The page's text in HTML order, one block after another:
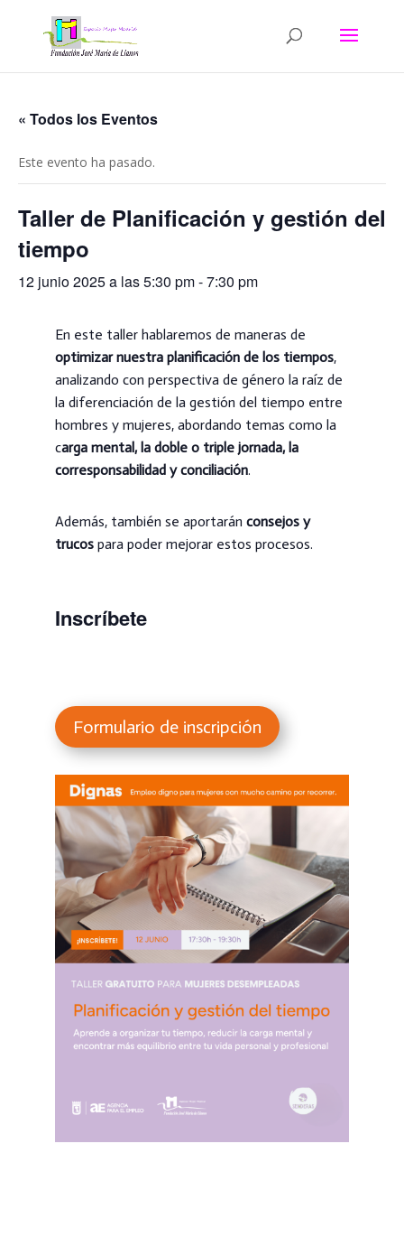
« Todos los Eventos
Este evento ha pasado.
Taller de Planificación y gestión del
tiempo
12 junio 2025 a las 5:30 pm-7:30 pm
En este taller hablaremos de maneras de
optimizar nuestra planificación de los tiempos,
analizando con perspectiva de género la raíz de
la diferenciación de la gestión del tiempo entre
hombres y mujeres, abordando temas como la
carga mental, la doble o triple jornada, la
corresponsabilidad y conciliación.
Además, también se aportarán consejos y
trucospara poder mejorar estos procesos.
Inscríbete
Formulario de inscripción